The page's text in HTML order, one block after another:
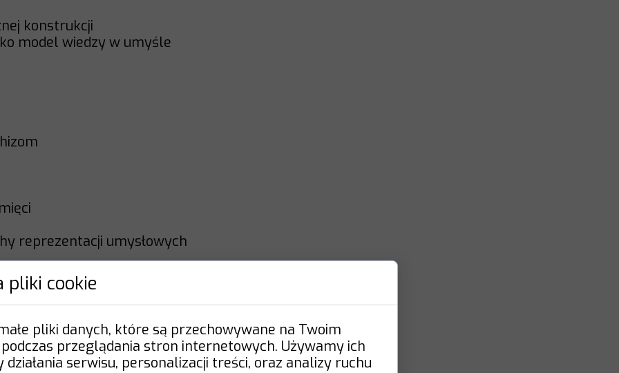
konstrukcji
model wiedzy w umyśle
reprezentacji umysłowych
pliki cookie
pliki danych, które są przechowywane na Twoim
przeglądania stron internetowych. Używamy ich
działania serwisu, personalizacji treści, oraz analizy ruchu